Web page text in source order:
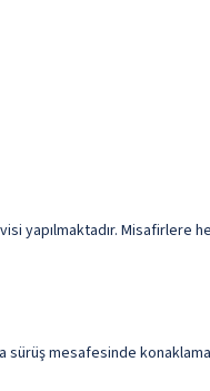
yapılmaktadır. Misafirlere
mesafesinde